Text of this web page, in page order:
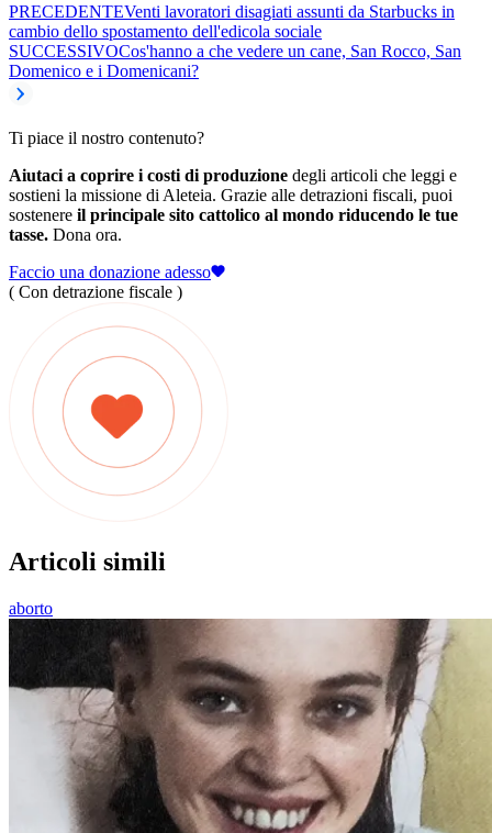
PRECEDENTEVenti lavoratori disagiati assunti da Starbucks in
cambio dello spostamento dell'edicola sociale
SUCCESSIVOCos'hanno a che vedere un cane, San Rocco, San
Domenico e i Domenicani?
Ti piace il nostro contenuto?
Aiutaci a coprire i costi di produzione degli articoli che leggi e
sostieni la missione di Aleteia. Grazie alle detrazioni fiscali, puoi
sostenere il principale sito cattolico al mondo riducendo le tue
tasse. Dona ora.
Faccio una donazione adesso
( Con detrazione fiscale )
Articoli simili
aborto